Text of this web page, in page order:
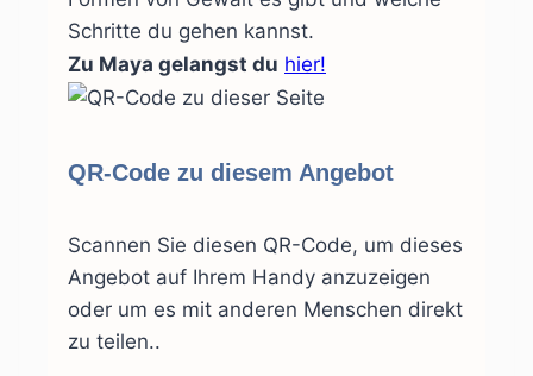
Schritte du gehen kannst.
Zu Maya gelangst du hier!
QR-Code zu diesem Angebot
Scannen Sie diesen QR-Code, um dieses
Angebot auf Ihrem Handy anzuzeigen
oder um es mit anderen Menschen direkt
zu teilen..